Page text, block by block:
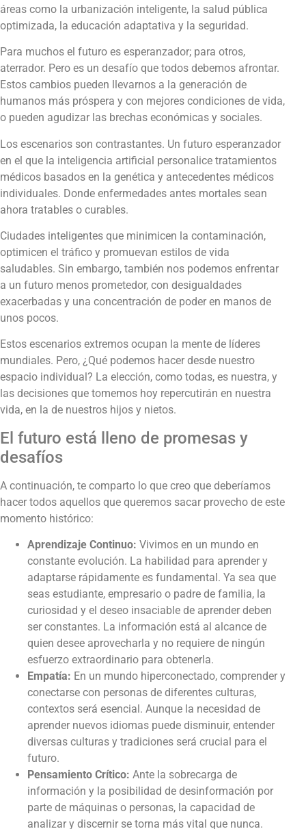
áreas como la urbanización inteligente, la salud pública
optimizada, la educación adaptativa y la seguridad.
Para muchos el futuro es esperanzador; para otros,
aterrador. Pero es un desafío que todos debemos afrontar.
Estos cambios pueden llevarnos a la generación de
humanos más próspera y con mejores condiciones de vida,
o pueden agudizar las brechas económicas y sociales.
Los escenarios son contrastantes. Un futuro esperanzador
en el que la inteligencia artificial personalice tratamientos
médicos basados en la genética y antecedentes médicos
individuales. Donde enfermedades antes mortales sean
ahora tratables o curables.
Ciudades inteligentes que minimicen la contaminación,
optimicen el tráfico y promuevan estilos de vida
saludables. Sin embargo, también nos podemos enfrentar
a un futuro menos prometedor, con desigualdades
exacerbadas y una concentración de poder en manos de
unos pocos.
Estos escenarios extremos ocupan la mente de líderes
mundiales. Pero, ¿Qué podemos hacer desde nuestro
espacio individual? La elección, como todas, es nuestra, y
las decisiones que tomemos hoy repercutirán en nuestra
vida, en la de nuestros hijos y nietos.
El futuro está lleno de promesas y
desafíos
A continuación, te comparto lo que creo que deberíamos
hacer todos aquellos que queremos sacar provecho de este
momento histórico:
Aprendizaje Continuo: Vivimos en un mundo en
constante evolución. La habilidad para aprender y
adaptarse rápidamente es fundamental. Ya sea que
seas estudiante, empresario o padre de familia, la
curiosidad y el deseo insaciable de aprender deben
ser constantes. La información está al alcance de
quien desee aprovecharla y no requiere de ningún
esfuerzo extraordinario para obtenerla.
Empatía: En un mundo hiperconectado, comprender y
conectarse con personas de diferentes culturas,
contextos será esencial. Aunque la necesidad de
aprender nuevos idiomas puede disminuir, entender
diversas culturas y tradiciones será crucial para el
futuro.
Pensamiento Crítico: Ante la sobrecarga de
información y la posibilidad de desinformación por
parte de máquinas o personas, la capacidad de
analizar y discernir se torna más vital que nunca.